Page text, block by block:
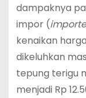
dampaknya
impor (
kenaikan
dikeluhkan
tepung terigu
menjadi Rp